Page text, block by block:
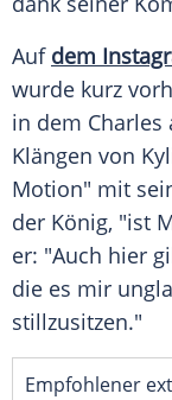
Auf dem
wurde kurz
in dem Charles
Klängen von
Motion" mit
der König, "ist
er: "Auch hier
die es mir
stillzusitzen."
Empfohlener